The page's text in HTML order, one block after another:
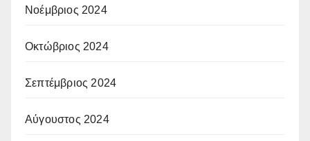
Νοέμβριος 2024
Οκτώβριος 2024
Σεπτέμβριος 2024
Αύγουστος 2024